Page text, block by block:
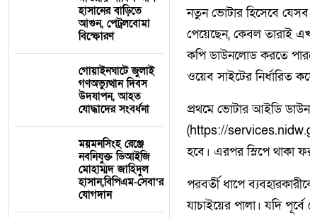
হাসানের বাড়িতে
আগুন, পেট্রলবোমা
বিস্ফোরণ
গোয়াইনঘাটে জুলাই
গণঅভ্যুত্থান দিবস
উদযাপন, আহত
যোদ্ধাদের সংবর্ধনা
ময়মনসিংহ রেঞ্জে
নবনিযুক্ত ডিআইজি
মোহাম্মদ জাহিদুল
হাসান,বিপিএম-সেবা’র
যোগদান
নতুন ভোটার হিসেবে যেসব
পেয়েছেন, কেবল তারাই
কপি ডাউনলোড করতে
ওয়েব সাইটের নির্ধারিত
প্রথমে ভোটার আইডি
(https://
হবে। এরপর স্লিপে থাকা
পরবর্তী ধাপে
যাচাইয়ের পালা। যদি